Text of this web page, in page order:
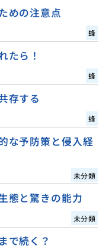
めの注意点
蜂
たら！
蜂
存する
蜂
な予防策と侵入経
未分類
態と驚きの能力
未分類
で続く？